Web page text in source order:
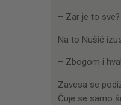
– Zar je to sve?
Na to Nušić
– Zbogom i
Zavesa se
Čuje se samo